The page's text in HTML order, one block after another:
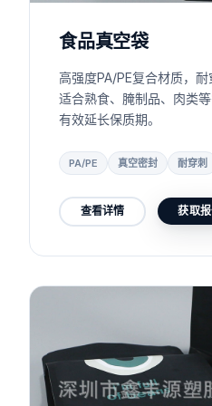
食品真空袋
高强度PA/PE复合材质，耐
适合熟食、腌制品、肉类
有效延长保质期。
PA/PE 真空密封 耐穿刺
查看详情 获取